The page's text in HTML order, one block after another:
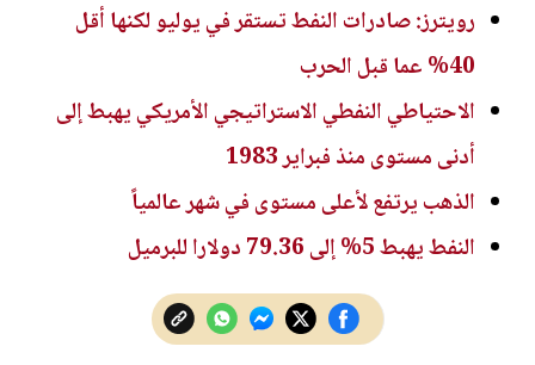
رويترز: صادرات النفط تستقر في يوليو لكنها أقل
40% عما قبل الحرب
الاحتياطي النفطي الاستراتيجي الأمريكي يهبط إلى
أدنى مستوى منذ فبراير 1983
الذهب يرتفع لأعلى مستوى في شهر عالمياً
النفط يهبط 5% إلى 79.36 دولارا للبرميل